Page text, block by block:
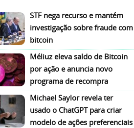
STF nega recurso e mantém
investigação sobre fraude com
bitcoin
Méliuz eleva saldo de Bitcoin
por ação e anuncia novo
programa de recompra
Michael Saylor revela ter
usado o ChatGPT para criar
modelo de ações preferenciais